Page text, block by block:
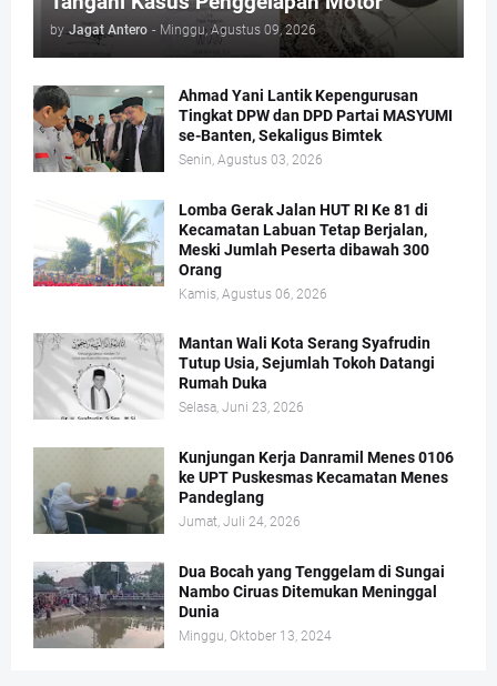
by Jagat Antero - Minggu, Agustus 09, 2026
Ahmad Yani Lantik Kepengurusan
Tingkat DPW dan DPD Partai MASYUMI
se-Banten, Sekaligus Bimtek
Senin, Agustus 03, 2026
Lomba Gerak Jalan HUT RI Ke 81 di
Kecamatan Labuan Tetap Berjalan,
Meski Jumlah Peserta dibawah 300
Orang
Kamis, Agustus 06, 2026
Mantan Wali Kota Serang Syafrudin
Tutup Usia, Sejumlah Tokoh Datangi
Rumah Duka
Selasa, Juni 23, 2026
Kunjungan Kerja Danramil Menes 0106
ke UPT Puskesmas Kecamatan Menes
Pandeglang
Jumat, Juli 24, 2026
Dua Bocah yang Tenggelam di Sungai
Nambo Ciruas Ditemukan Meninggal
Dunia
Minggu, Oktober 13, 2024